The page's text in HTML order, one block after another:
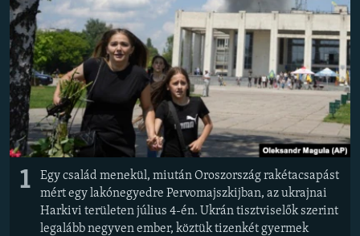
KÖVESSEN MINKET!
Valamennyi RFE/RL weboldal
1
Egy család menekül, miután Oroszország rakétacsapást
mért egy lakónegyedre Pervomajszkijban, az ukrajnai
Harkivi területen július 4-én. Ukrán tisztviselők szerint
legalább negyven ember, köztük tizenkét gyermek